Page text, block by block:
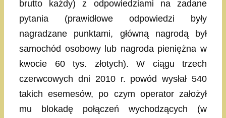
brutto każdy) z odpowiedziami na zadane
pytania (prawidłowe odpowiedzi były
nagradzane punktami, główną nagrodą był
samochód osobowy lub nagroda pieniężna w
kwocie 60 tys. złotych). W ciągu trzech
czerwcowych dni 2010 r. powód wysłał 540
takich esemesów, po czym operator założył
mu blokadę połączeń wychodzących (w